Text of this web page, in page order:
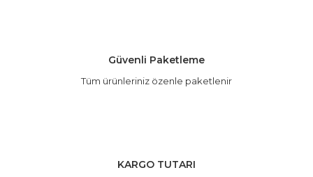
Güvenli Paketleme
Tüm ürünleriniz özenle paketlenir
KARGO TUTARI